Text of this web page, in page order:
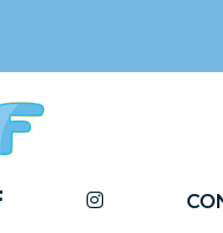
FACEBOOKINSTAGRAM